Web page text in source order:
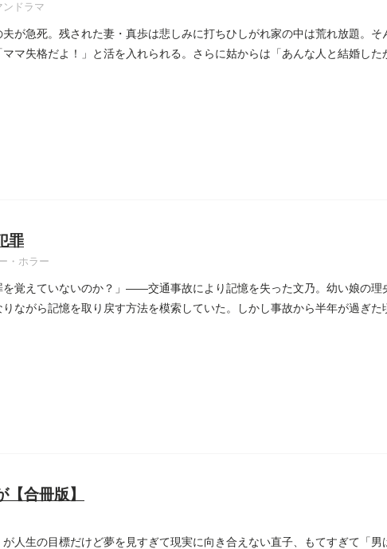
ンドラマ
が急死。残された妻・真歩は悲しみに打ちひしがれ家の中は荒れ放題。そ
マ失格だよ！」と活を入れられる。さらに姑からは「あんな人と結婚した
罪
・ホラー
を覚えていないのか？」――交通事故により記憶を失った文乃。幼い娘の理
ながら記憶を取り戻す方法を模索していた。しかし事故から半年が過ぎた
合冊版】
が人生の目標だけど夢を見すぎて現実に向き合えない直子、もてすぎて「